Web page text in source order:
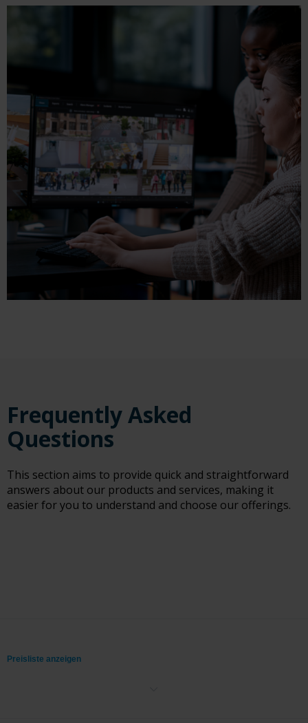
Frequently Asked
Questions
This section aims to provide quick and straightforward
answers about our products and services, making it
easier for you to understand and choose our offerings.
Preisliste anzeigen